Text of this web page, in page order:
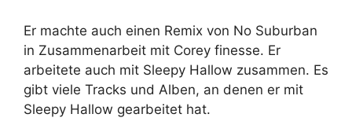
Er machte auch einen Remix von No Suburban
in Zusammenarbeit mit Corey finesse. Er
arbeitete auch mit Sleepy Hallow zusammen. Es
gibt viele Tracks und Alben, an denen er mit
Sleepy Hallow gearbeitet hat.